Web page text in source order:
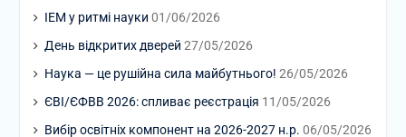
ІЕМ у ритмі науки 01/06/2026
День відкритих дверей 27/05/2026
Наука — це рушійна сила майбутнього! 26/05/2026
ЄВІ/ЄФВВ 2026: спливає реєстрація 11/05/2026
Вибір освітніх компонент на 2026-2027 н.р. 06/05/2026